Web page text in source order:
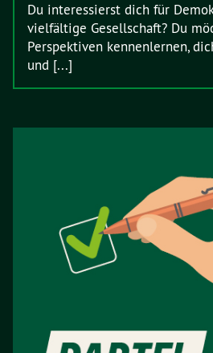
Du interessierst dich für
vielfältige Gesellschaft? Du
Perspektiven kennenlernen,
und [...]